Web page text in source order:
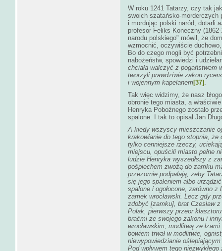
W roku 1241 Tatarzy, czy tak
swoich szatańsko-morderczych
i mordując polski naród, dotarli
profesor Feliks Koneczny
narodu polskiego" mówił, że
wzmocnić, oczywiście duchowo,
Bo do czego mogli być
nabożeństw, spowiedzi i
chciała walczyć z pogaństwem
tworzyli prawdziwie zakon
i wojennym kapelanem[37] .
Tak więc widzimy, że nasz
obronie tego miasta, a
Henryka Pobożnego zostało
spalone. I tak to opisał Jan
A kiedy wszyscy mieszczanie
krakowianie do tego stopnia, że
tylko cenniejsze rzeczy,
miejscu, opuścili miasto pełne
ludzie Henryka wyszedłszy z
pośpiechem zwożą do zamku
przezornie podpalają, żeby
się jego spaleniem albo
spalone i ogołocone, zarówno
zamek wrocławski. Lecz gdy
zdobyć [zamku], brat Czesław
Polak, pierwszy przeor
braćmi ze swojego zakonu i
wrocławskim, modlitwą ze
bowiem trwał w modlitwie,
niewypowiedzianie
Pod wpływem tego